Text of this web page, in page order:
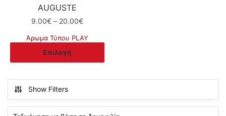
AUGUSTE
9.00€ – 20.00€Price
9.00€
20.00€
Άρωμα Τύπου PLAY
Επιλογή
Αυτό
το
έχει
πολλαπλές
παραλλαγές.
Show Filters